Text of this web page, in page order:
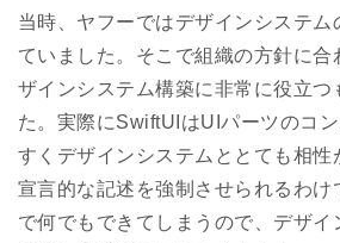
当時、ヤフーではデザインシステム
ていました。そこで組織の方針に
ザインシステム構築に非常に役立つ
た。実際にSwiftUIはUIパーツのコ
すくデザインシステムととても相
宣言的な記述を強制させられるわけ
で何でもできてしまうので、デザ